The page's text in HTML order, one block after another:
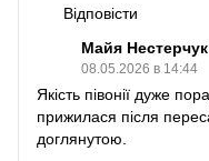
Відповісти
Майя Нестерчук
08.05.2026 в 14:44
Якість півонії дуже
прижилася після
доглянутою.